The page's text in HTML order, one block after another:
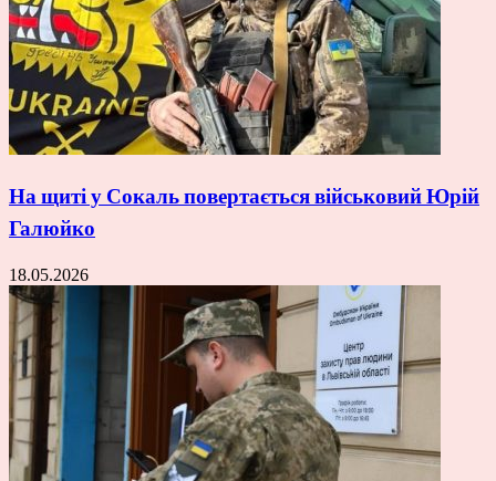
На щиті у Сокаль повертається військовий Юрій
Галюйко
18.05.2026